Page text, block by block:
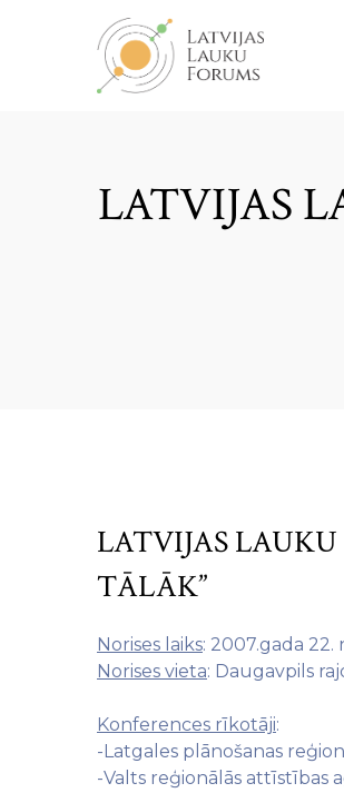
LATVIJAS
LATVIJAS
TĀLĀK”
Norises laiks: 2007.gada 22.
Norises vieta: Daugavpils
Konferences rīkotāji:
-Latgales plānošanas
-Valts reģionālās attīstības